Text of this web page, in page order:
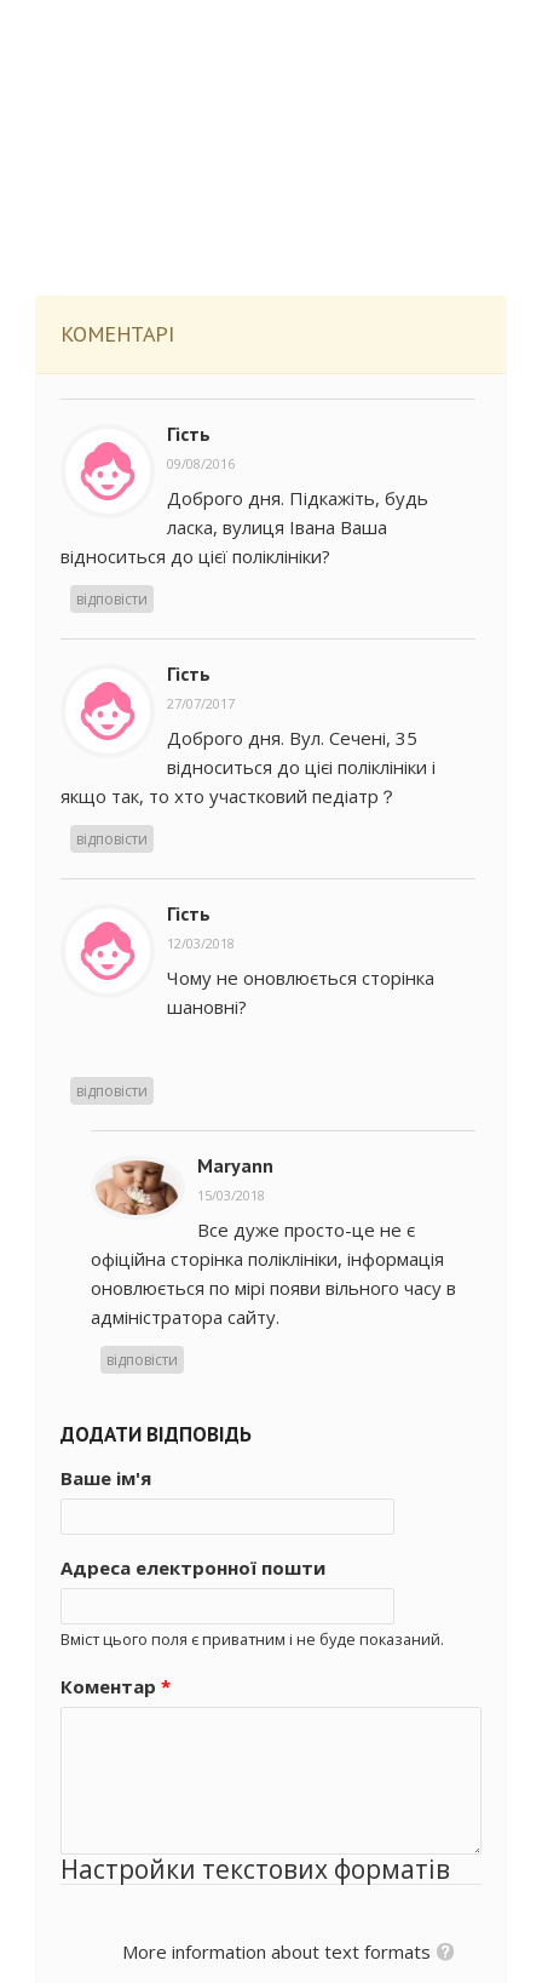
КОМЕНТАРІ
Гість
09/08/2016
Доброго дня. Підкажіть, будь
ласка, вулиця Івана Ваша
відноситься до цієї поліклініки?
відповісти
Гість
27/07/2017
Доброго дня. Вул. Сeчeні, 35
відноситься до цієі поліклініки і
якщо так, то хто участковий пeдіатр？
відповісти
Гість
12/03/2018
Чому не оновлюється сторінка
шановні?
відповісти
Maryann
15/03/2018
Все дуже просто-це не є
офіційна сторінка поліклініки, інформація
оновлюється по мірі появи вільного часу в
адміністратора сайту.
відповісти
ДОДАТИ ВІДПОВІДЬ
Ваше ім'я
Адреса електронної пошти
Вміст цього поля є приватним і не буде показаний.
Коментар *
Настройки текстових форматів
More information about text formats